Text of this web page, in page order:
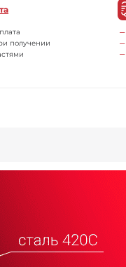
получении